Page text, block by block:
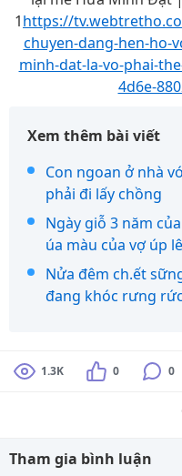
1https://
chuyen-dang-hen-ho-
minh-dat-la-vo-phai-
4d6e-
Xem thêm bài viết
Con ngoan ở nhà
phải đi lấy chồng
Ngày giỗ 3 năm
úa màu của vợ úp
Nửa đêm ch.ết
đang khóc rưng
1.3K 0 0
Tham gia bình luận